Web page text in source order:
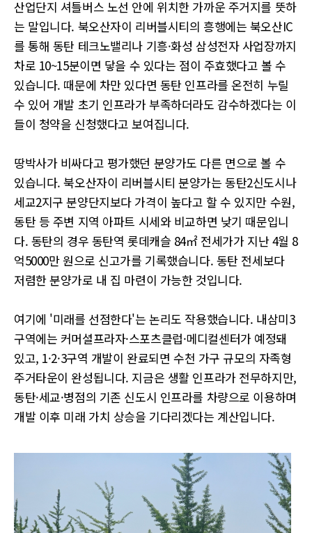
산업단지 셔틀버스 노선 안에 위치한 가까운 주거지를 뜻하
는 말입니다. 북오산자이 리버블시티의 흥행에는 북오산IC
를 통해 동탄 테크노밸리나 기흥·화성 삼성전자 사업장까지
차로 10~15분이면 닿을 수 있다는 점이 주효했다고 볼 수
있습니다. 때문에 차만 있다면 동탄 인프라를 온전히 누릴
수 있어 개발 초기 인프라가 부족하더라도 감수하겠다는 이
들이 청약을 신청했다고 보여집니다.
땅박사가 비싸다고 평가했던 분양가도 다른 면으로 볼 수
있습니다. 북오산자이 리버블시티 분양가는 동탄2신도시나
세교2지구 분양단지보다 가격이 높다고 할 수 있지만 수원,
동탄 등 주변 지역 아파트 시세와 비교하면 낮기 때문입니
다. 동탄의 경우 동탄역 롯데캐슬 84㎡ 전세가가 지난 4월 8
억5000만 원으로 신고가를 기록했습니다. 동탄 전세보다
저렴한 분양가로 내 집 마련이 가능한 것입니다.
여기에 '미래를 선점한다'는 논리도 작용했습니다. 내삼미3
구역에는 커머셜프라자·스포츠클럽·메디컬센터가 예정돼
있고, 1·2·3구역 개발이 완료되면 수천 가구 규모의 자족형
주거타운이 완성됩니다. 지금은 생활 인프라가 전무하지만,
동탄·세교·병점의 기존 신도시 인프라를 차량으로 이용하며
개발 이후 미래 가치 상승을 기다리겠다는 계산입니다.